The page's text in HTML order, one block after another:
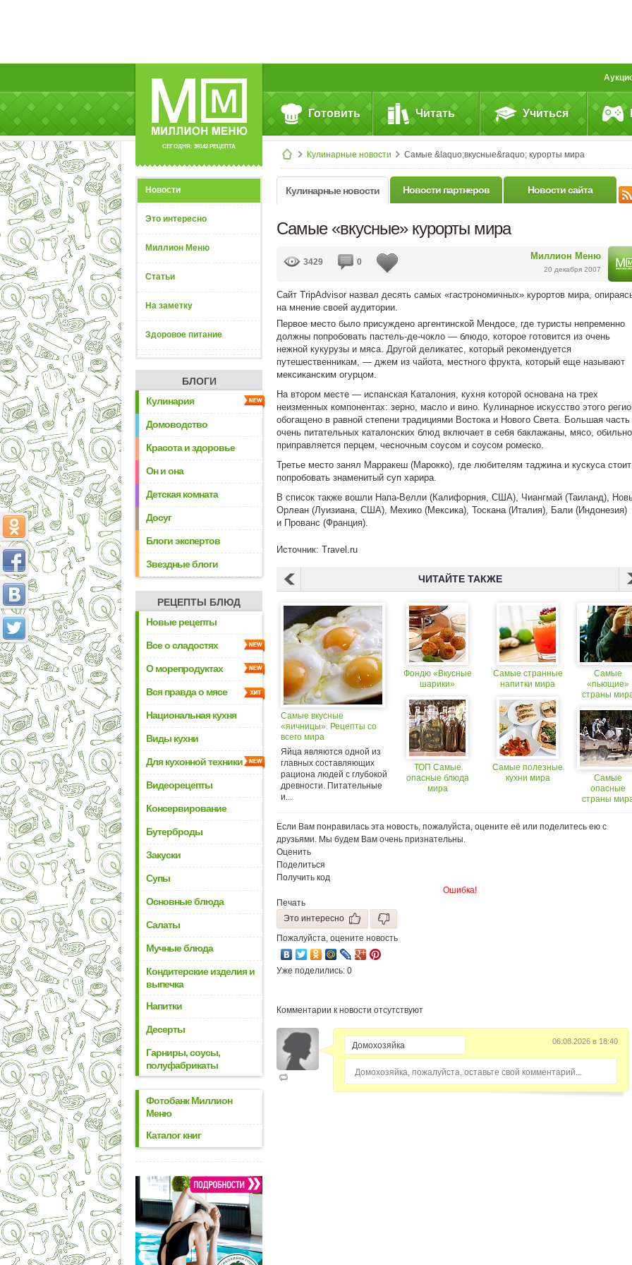
СЕГОДНЯ: 39142 РЕЦЕПТА
Готовить Читать Учиться
Кулинарные новости Самые &laquo;вкусные&raquo; курорты мира
Новости
Это интересно
Миллион Меню
Статьи
На заметку
Здоровое питание
БЛОГИ
Кулинария
Домоводство
Красота и здоровье
Он и она
Детская комната
Досуг
Блоги экспертов
Звездные блоги
РЕЦЕПТЫ БЛЮД
Новые рецепты
Все о сладостях
О морепродуктах
Вся правда о мясе
Национальная кухня
Виды кухни
Для кухонной техники
Видеорецепты
Консервирование
Бутерброды
Закуски
Супы
Основные блюда
Салаты
Мучные блюда
Кондитерские изделия и
выпечка
Напитки
Десерты
Гарниры, соусы,
полуфабрикаты
Фотобанк Миллион
Меню
Каталог книг
Кулинарные новости Новости партнеров Новости сайта
Самые «вкусные» курорты мира
Миллион Меню
20 декабря 2007
3429 0
Сайт TripAdvisor назвал десять самых «гастрономичных» курортов мира,
на мнение своей аудитории.
Первое место было присуждено аргентинской Мендосе, где туристы непременно
должны попробовать пастель-де-чокло — блюдо, которое готовится из очень
нежной кукурузы и мяса. Другой деликатес, который рекомендуется
путешественникам, — джем из чайота, местного фрукта, который еще называют
мексиканским огурцом.
На втором месте — испанская Каталония, кухня которой основана на трех
неизменных компонентах: зерно, масло и вино. Кулинарное искусство этого
обогащено в равной степени традициями Востока и Нового Света. Большая часть
очень питательных каталонских блюд включает в себя баклажаны, мясо, обильно
приправляется перцем, чесночным соусом и соусом ромеско.
Третье место занял Марракеш (Марокко), где любителям таджина и кускуса стоит
попробовать знаменитый суп харира.
В список также вошли Напа-Велли (Калифорния, США), Чиангмай (Таиланд),
Орлеан (Луизиана, США), Мехико (Мексика), Тоскана (Италия), Бали (Индонезия)
и Прованс (Франция).
Источник: Travel.ru
ЧИТАЙТЕ ТАКЖЕ
Самые вкусные
«яичницы». Рецепты со
всего мира
Яйца являются одной из
главных составляющих
рациона людей с глубокой
древности. Питательные
и...
Фондю «Вкусные
шарики»
ТОП Самые
опасные блюда
мира
Самые странные
напитки мира
Самые полезные
кухни мира
Самые
«пьющие»
страны
Самые
опасные
страны
Если Вам понравилась эта новость, пожалуйста, оцените её или поделитесь ею с
друзьями. Мы будем Вам очень признательны.
Оценить
Поделиться
Получить код
Ошибка!
Печать
Это интересно
Пожалуйста, оцените новость
Уже поделились: 0
Комментарии к новости отсутствуют
06.08.2026 в 18:40
Домохозяйка, пожалуйста, оставьте свой комментарий...